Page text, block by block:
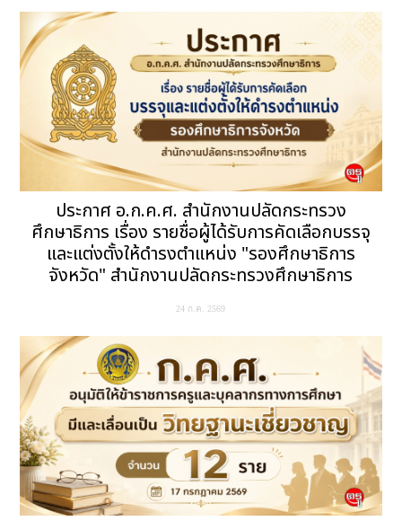
ประกาศ อ.ก.ค.ศ. สำนักงานปลัดกระทรวง
ศึกษาธิการ เรื่อง รายชื่อผู้ได้รับการคัดเลือกบรรจุ
และแต่งตั้งให้ดำรงตำแหน่ง "รองศึกษาธิการ
จังหวัด" สำนักงานปลัดกระทรวงศึกษาธิการ
24 ก.ค. 2569